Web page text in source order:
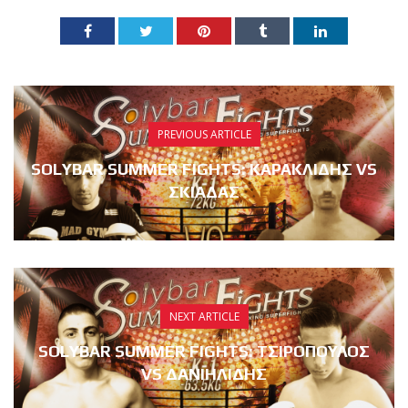
PREVIOUS ARTICLE
SOLYBAR SUMMER FIGHTS: ΚΑΡΑΚΛΙΔΗΣ VS
ΣΚΙΑΔΑΣ
NEXT ARTICLE
SOLYBAR SUMMER FIGHTS: ΤΣΙΡΟΠΟΥΛΟΣ
VS ΔΑΝΙΗΛΙΔΗΣ